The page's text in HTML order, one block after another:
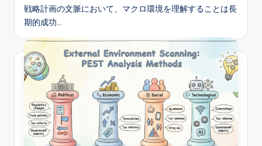
戦略計画の文脈において、マクロ環境を理解することは長
期的成功…